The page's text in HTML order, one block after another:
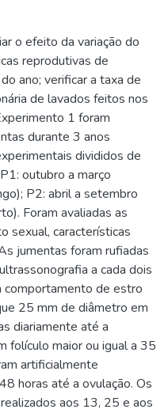
o efeito da variação do
reprodutivas de
ano; verificar a taxa de
de lavados feitos nos
1 foram
durante 3 anos
divididos de
outubro a março
P2: abril a setembro
Foram avaliadas as
sexual, características
jumentas foram rufiadas
a cada dois
comportamento de estro
25 mm de diâmetro em
diariamente até a
folículo maior ou igual a 35
artificialmente
horas até a ovulação. Os
aos 13, 25 e aos